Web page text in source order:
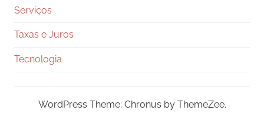
Serviços
Taxas e Juros
Tecnologia
WordPress Theme: Chronus by ThemeZee.